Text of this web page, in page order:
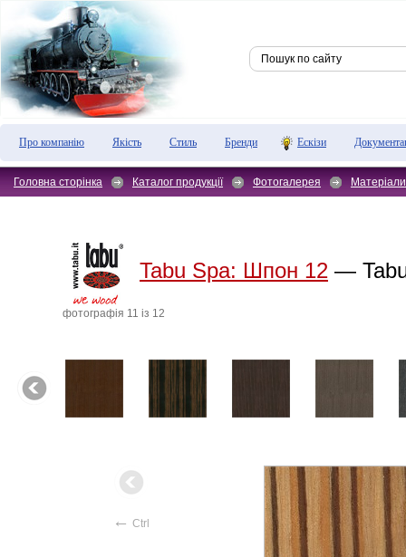
Про компанію Якість Стиль Бренди Ескізи
Головна сторінка Каталог продукції Фотогалерея Матеріали
Tabu Spa: Шпон 12 —
фотографiя 11 iз 12
← Ctrl